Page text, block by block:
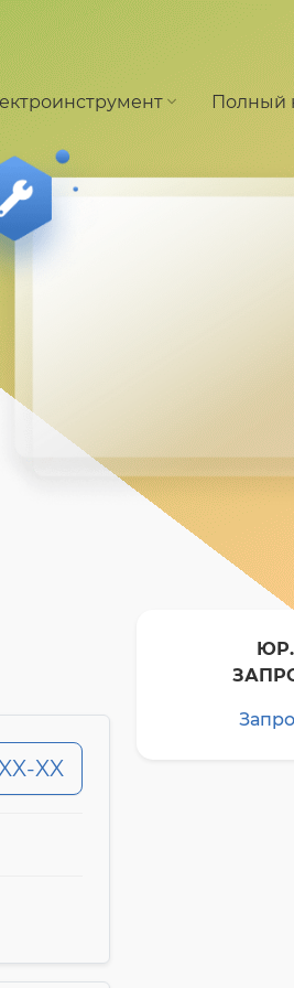
Полный
XX